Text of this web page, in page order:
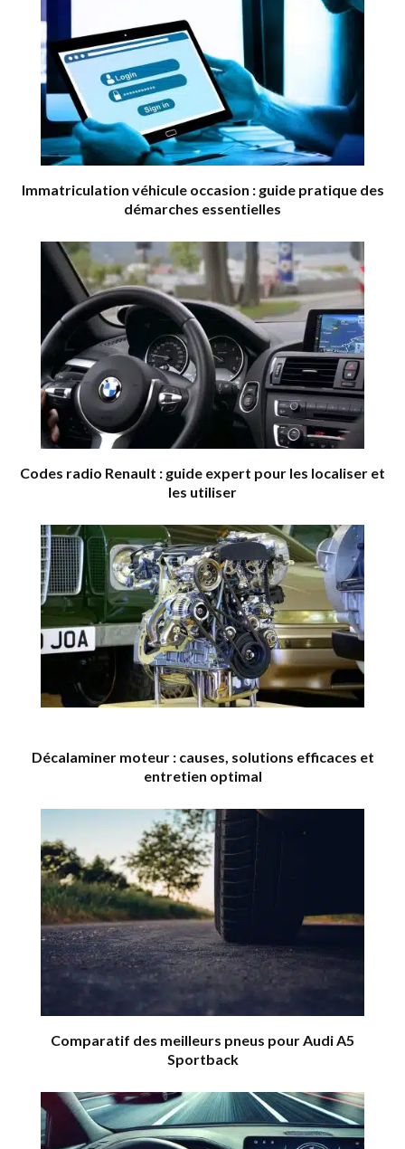
Immatriculation véhicule occasion : guide pratique des
démarches essentielles
Codes radio Renault : guide expert pour les localiser et
les utiliser
Décalaminer moteur : causes, solutions efficaces et
entretien optimal
Comparatif des meilleurs pneus pour Audi A5
Sportback